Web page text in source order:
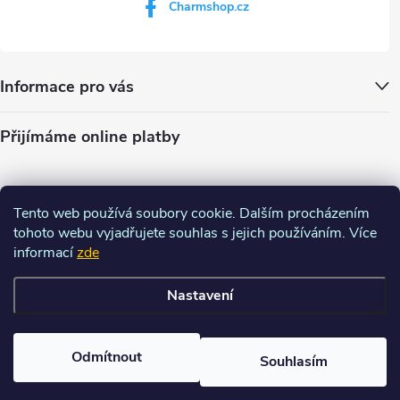
Tento web používá soubory cookie. Dalším procházením
tohoto webu vyjadřujete souhlas s jejich používáním. Více
informacízde
Nastavení
Odmítnout Souhlasím
Charmshop.cz
Informace pro vás
Přijímáme online platby
nastavení cookies